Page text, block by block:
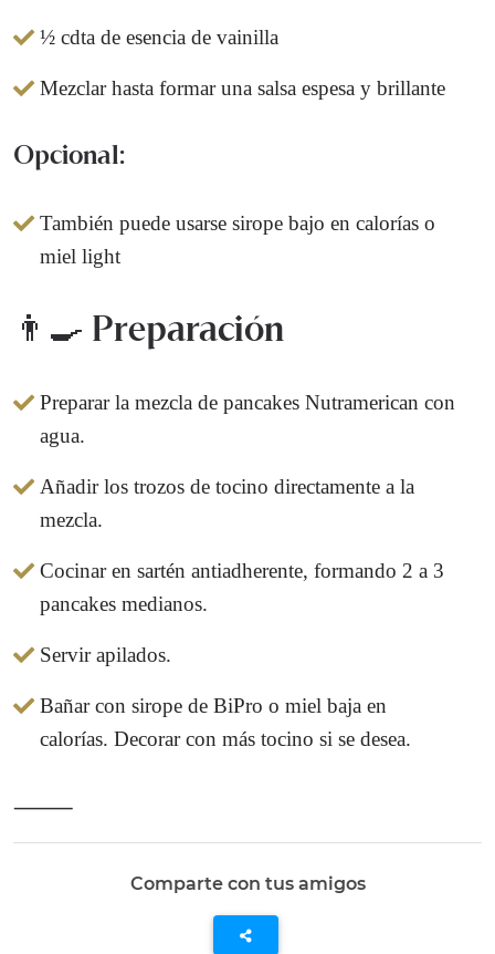
½ cdta de esencia de vainilla
Mezclar hasta formar una salsa espesa y brillante
Opcional:
También puede usarse sirope bajo en calorías o
miel light
👨‍🍳 Preparación
Preparar la mezcla de pancakes Nutramerican con
agua.
Añadir los trozos de tocino directamente a la
mezcla.
Cocinar en sartén antiadherente, formando 2 a 3
pancakes medianos.
Servir apilados.
Bañar con sirope de BiPro o miel baja en
calorías. Decorar con más tocino si se desea.
⸻
Comparte con tus amigos